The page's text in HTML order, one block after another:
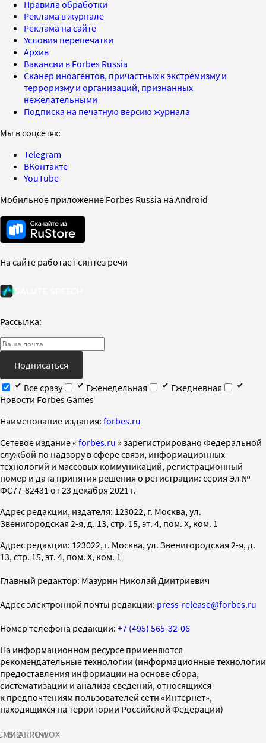
Правила обработки
Реклама в журнале
Реклама на сайте
Условия перепечатки
Архив
Вакансии в Forbes Russia
Сканер иноагентов, причастных к экстремизму и
терроризму и организаций, признанных
нежелательными
Подписка на печатную версию журнала
Мы в соцсетях:
Telegram
ВКонтакте
YouTube
Мобильное приложение Forbes Russia на Android
На сайте работает синтез речи
Рассылка:
Подписаться
Все сразу
Еженедельная
Ежедневная
Новости Forbes Games
Наименование издания: forbes.ru
Cетевое издание « forbes.ru » зарегистрировано Федеральной
службой по надзору в сфере связи, информационных
технологий и массовых коммуникаций, регистрационный
номер и дата принятия решения о регистрации: серия Эл №
ФС77-82431 от 23 декабря 2021 г.
Адрес редакции, издателя: 123022, г. Москва, ул.
Звенигородская 2-я, д. 13, стр. 15, эт. 4, пом. X, ком. 1
Адрес редакции: 123022, г. Москва, ул. Звенигородская 2-я, д.
13, стр. 15, эт. 4, пом. X, ком. 1
Главный редактор: Мазурин Николай Дмитриевич
Адрес электронной почты редакции: press-release@forbes.ru
Номер телефона редакции: +7 (495) 565-32-06
На информационном ресурсе применяются
рекомендательные технологии (информационные технологии
предоставления информации на основе сбора,
систематизации и анализа сведений, относящихся
к предпочтениям пользователей сети «Интернет»,
находящихся на территории Российской Федерации)
SPARROWINFOX